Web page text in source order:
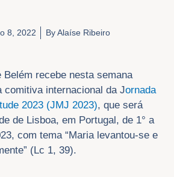
8, 2022 ByAlaíse Ribeiro
Belém recebe nesta semana
comitiva internacional da Jornada
2023 (JMJ 2023), que será
de Lisboa, em Portugal, de 1° a
com tema “Maria levantou-se e
(Lc 1, 39).